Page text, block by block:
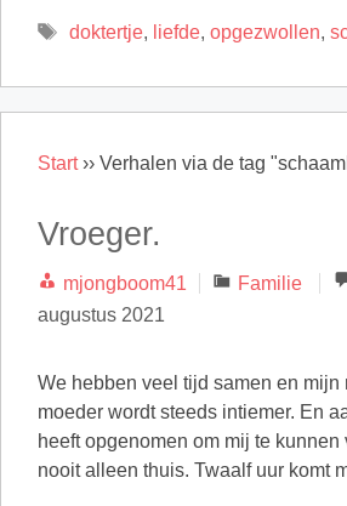
Tags
doktertje, liefde, opgezwollen,
Start›› Verhalen via de tag
Vroeger.
mjongboom41 Categorieën
Familie
augustus 2021
We hebben veel tijd samen en mijn
moeder wordt steeds intiemer. En
heeft opgenomen om mij te
nooit alleen thuis. Twaalf uur komt